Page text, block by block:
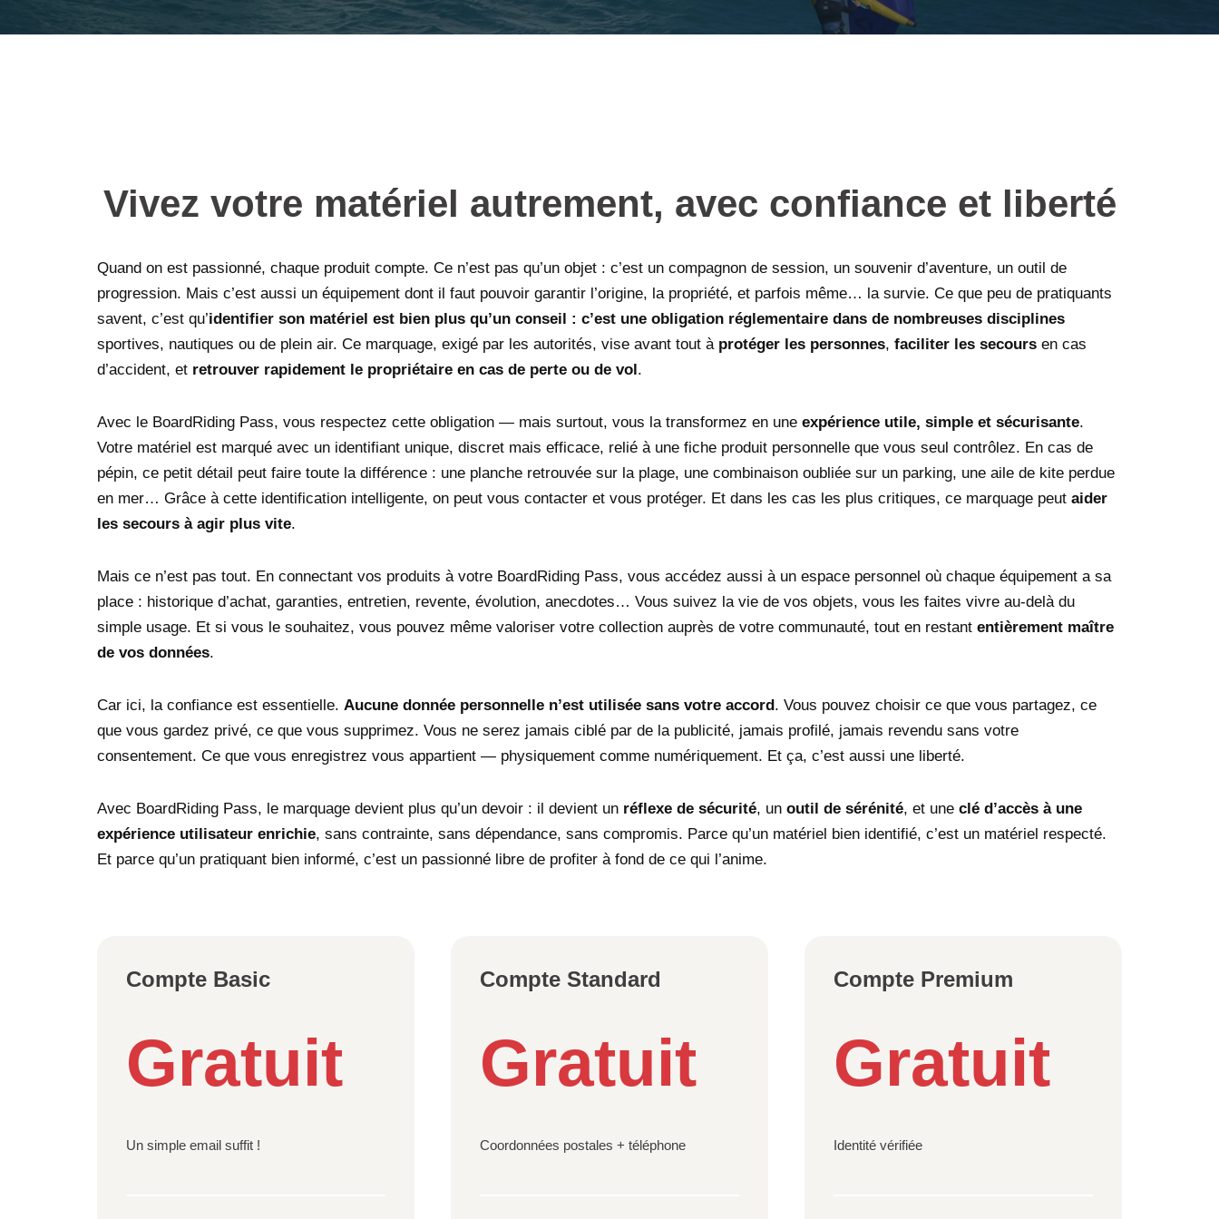
Vivez votre matériel autrement, avec confiance et liberté
Quand on est passionné, chaque produit compte. Ce n’est pas qu’un objet : c’est un compagnon de session, un souvenir d’aventure, un outil de
progression. Mais c’est aussi un équipement dont il faut pouvoir garantir l’origine, la propriété, et parfois même… la survie. Ce que peu de pratiquants
savent, c’est qu’identifier son matériel est bien plus qu’un conseil : c’est une obligation réglementaire dans de nombreuses disciplines
sportives, nautiques ou de plein air. Ce marquage, exigé par les autorités, vise avant tout à protéger les personnes, faciliter les secours en cas
d’accident, et retrouver rapidement le propriétaire en cas de perte ou de vol.
Avec le BoardRiding Pass, vous respectez cette obligation — mais surtout, vous la transformez en une expérience utile, simple et sécurisante.
Votre matériel est marqué avec un identifiant unique, discret mais efficace, relié à une fiche produit personnelle que vous seul contrôlez. En cas de
pépin, ce petit détail peut faire toute la différence : une planche retrouvée sur la plage, une combinaison oubliée sur un parking, une aile de kite perdue
en mer… Grâce à cette identification intelligente, on peut vous contacter et vous protéger. Et dans les cas les plus critiques, ce marquage peut aider
les secours à agir plus vite.
Mais ce n’est pas tout. En connectant vos produits à votre BoardRiding Pass, vous accédez aussi à un espace personnel où chaque équipement a sa
place : historique d’achat, garanties, entretien, revente, évolution, anecdotes… Vous suivez la vie de vos objets, vous les faites vivre au-delà du
simple usage. Et si vous le souhaitez, vous pouvez même valoriser votre collection auprès de votre communauté, tout en restant entièrement maître
de vos données.
Car ici, la confiance est essentielle. Aucune donnée personnelle n’est utilisée sans votre accord. Vous pouvez choisir ce que vous partagez, ce
que vous gardez privé, ce que vous supprimez. Vous ne serez jamais ciblé par de la publicité, jamais profilé, jamais revendu sans votre
consentement. Ce que vous enregistrez vous appartient — physiquement comme numériquement. Et ça, c’est aussi une liberté.
Avec BoardRiding Pass, le marquage devient plus qu’un devoir : il devient un réflexe de sécurité, un outil de sérénité, et une clé d’accès à une
expérience utilisateur enrichie, sans contrainte, sans dépendance, sans compromis. Parce qu’un matériel bien identifié, c’est un matériel respecté.
Et parce qu’un pratiquant bien informé, c’est un passionné libre de profiter à fond de ce qui l’anime.
Compte Basic
Gratuit
Un simple email suffit !
Compte Standard
Gratuit
Coordonnées postales + téléphone
Compte Premium
Gratuit
Identité vérifiée